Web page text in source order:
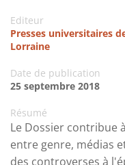
Editeur
Presses universitaires
Lorraine
Date de publication
25 septembre 2018
Résumé
Le Dossier contribue
entre genre, médias
des controverses à